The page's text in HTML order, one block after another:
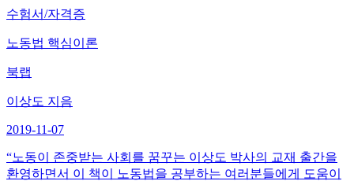
수험서/자격증
노동법 핵심이론
북랩
이상도 지음
2019-11-07
“노동이 존중받는 사회를 꿈꾸는 이상도 박사의 교재 출간을
환영하면서 이 책이 노동법을 공부하는 여러분들에게 도움이